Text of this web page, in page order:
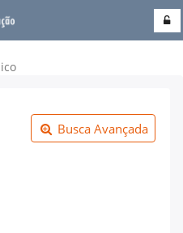
Busca Avançada